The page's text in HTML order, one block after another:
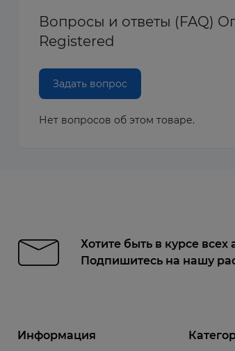
Вопросы и ответы (FAQ)
Registered
Задать вопрос
Нет вопросов об этом товаре.
Хотите быть в курсе
Подпишитесь на нашу
Информация